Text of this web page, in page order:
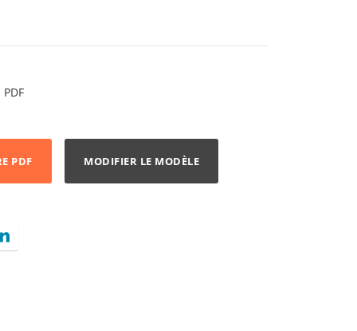
PDF
PDF MODIFIER LE MODÈLE